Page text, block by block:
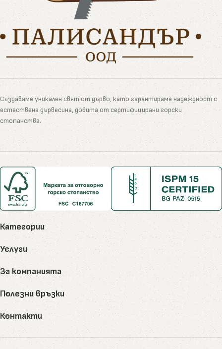
Създаваме уникален свят от дърво, като гарантираме надеждност с
естествена дървесина, добита от сертифицирани горски
стопанства.
Категории
Услуги
За компанията
Полезни връзки
Контакти